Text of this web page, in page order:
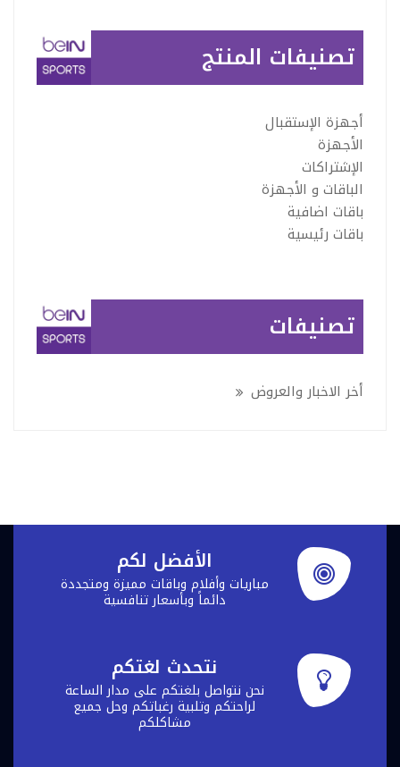
تصنيفات المنتج
أجهزة الإستقبال
الأجهزة
الإشتراكات
الباقات و الأجهزة
باقات اضافية
باقات رئيسية
تصنيفات
أخر الاخبار والعروض
الأفضل لكم
مباريات وأفلام وباقات مميزة ومتجددة
دائماً وبأسعار تنافسية
نتحدث لغتكم
نحن نتواصل بلغتكم على مدار الساعة
لراحتكم وتلبية رغباتكم وحل جميع
مشاكلكم